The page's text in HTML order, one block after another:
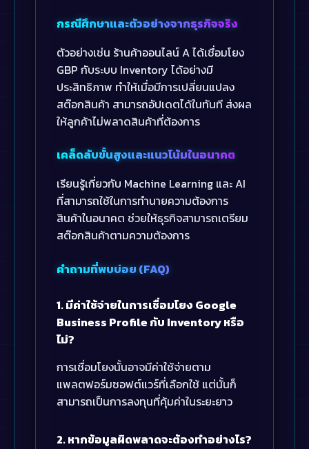
กรณีศึกษาและตัวอย่างจากธุรกิจจริง
ตัวอย่างเช่น ร้านค้าออนไลน์ A ได้เชื่อมโยง
GBP กับระบบ Inventory ได้อย่างมี
ประสิทธิภาพ ทำให้เมื่อมีการเปลี่ยนแปลง
สต๊อกสินค้า สามารถอัปเดตได้ในทันที ส่งผล
ให้ลูกค้าไม่พลาดสินค้าที่ต้องการ
เคล็ดลับขั้นสูงและแนวโน้มในอนาคต
เรียนรู้เกี่ยวกับ Machine Learning และ AI
ที่สามารถใช้ในการทำนายความต้องการ
สินค้าในอนาคต ช่วยให้ธุรกิจสามารถเตรียม
สต๊อกสินค้าตามความต้องการ
คำถามที่พบบ่อย (FAQ)
1. มีค่าใช้จ่ายในการเชื่อมโยง Google
Business Profile กับ Inventory หรือ
ไม่?
การเชื่อมโยงนั้นอาจมีค่าใช้จ่ายตาม
แพลตฟอร์มซอฟต์แวร์ที่เลือกใช้ แต่นั้นก็
สามารถเป็นการลงทุนที่คุ้มค่าในระยะยาว
2. หากข้อมูลผิดพลาดจะต้องทำอย่างไร?